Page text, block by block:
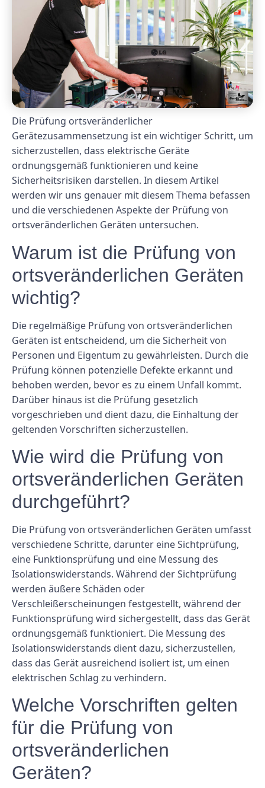
Die Prüfung ortsveränderlicher
Gerätezusammensetzung ist ein wichtiger Schritt, um
sicherzustellen, dass elektrische Geräte
ordnungsgemäß funktionieren und keine
Sicherheitsrisiken darstellen. In diesem Artikel
werden wir uns genauer mit diesem Thema befassen
und die verschiedenen Aspekte der Prüfung von
ortsveränderlichen Geräten untersuchen.
Warum ist die Prüfung von
ortsveränderlichen Geräten
wichtig?
Die regelmäßige Prüfung von ortsveränderlichen
Geräten ist entscheidend, um die Sicherheit von
Personen und Eigentum zu gewährleisten. Durch die
Prüfung können potenzielle Defekte erkannt und
behoben werden, bevor es zu einem Unfall kommt.
Darüber hinaus ist die Prüfung gesetzlich
vorgeschrieben und dient dazu, die Einhaltung der
geltenden Vorschriften sicherzustellen.
Wie wird die Prüfung von
ortsveränderlichen Geräten
durchgeführt?
Die Prüfung von ortsveränderlichen Geräten umfasst
verschiedene Schritte, darunter eine Sichtprüfung,
eine Funktionsprüfung und eine Messung des
Isolationswiderstands. Während der Sichtprüfung
werden äußere Schäden oder
Verschleißerscheinungen festgestellt, während der
Funktionsprüfung wird sichergestellt, dass das Gerät
ordnungsgemäß funktioniert. Die Messung des
Isolationswiderstands dient dazu, sicherzustellen,
dass das Gerät ausreichend isoliert ist, um einen
elektrischen Schlag zu verhindern.
Welche Vorschriften gelten
für die Prüfung von
ortsveränderlichen
Geräten?